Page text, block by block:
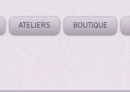
ATELIERS BOUTIQUE